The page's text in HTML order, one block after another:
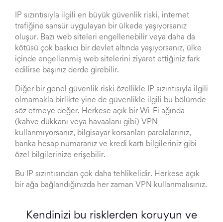
IP sızıntısıyla ilgili en büyük güvenlik riski, internet
trafiğine sansür uygulayan bir ülkede yaşıyorsanız
oluşur. Bazı web siteleri engellenebilir veya daha da
kötüsü çok baskıcı bir devlet altında yaşıyorsanız, ülke
içinde engellenmiş web sitelerini ziyaret ettiğiniz fark
edilirse başınız derde girebilir.
Diğer bir genel güvenlik riski özellikle IP sızıntısıyla ilgili
olmamakla birlikte yine de güvenlikle ilgili bu bölümde
söz etmeye değer. Herkese açık bir Wi-Fi ağında
(kahve dükkanı veya havaalanı gibi) VPN
kullanmıyorsanız, bilgisayar korsanları parolalarınız,
banka hesap numaranız ve kredi kartı bilgileriniz gibi
özel bilgilerinize erişebilir.
Bu IP sızıntısından çok daha tehlikelidir. Herkese açık
bir ağa bağlandığınızda her zaman VPN kullanmalısınız.
Kendinizi bu risklerden koruyun ve